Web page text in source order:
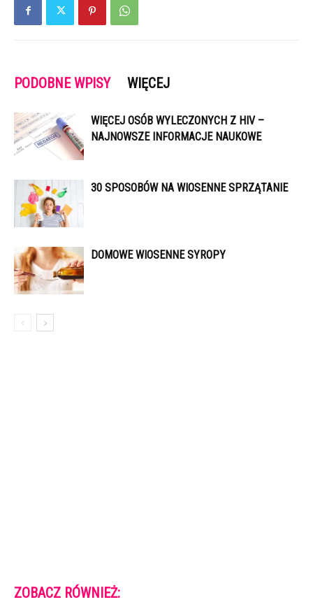
PODOBNE WPISY WIĘCEJ
WIĘCEJ OSÓB WYLECZONYCH Z HIV –
NAJNOWSZE INFORMACJE NAUKOWE
30 SPOSOBÓW NA WIOSENNE SPRZĄTANIE
DOMOWE WIOSENNE SYROPY
ZOBACZ RÓWNIEŻ: